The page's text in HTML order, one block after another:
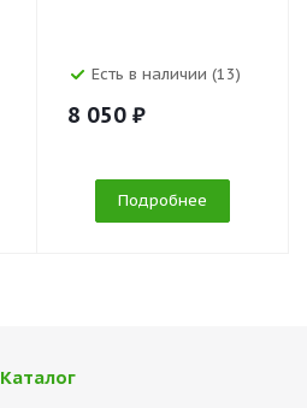
Есть в наличии (13)
8 050 ₽
Подробнее
Каталог